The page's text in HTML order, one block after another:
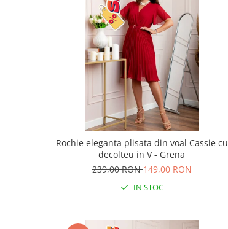
Rochie eleganta plisata din voal Cassie cu
decolteu in V - Grena
239,00 RON149,00 RON
IN STOC